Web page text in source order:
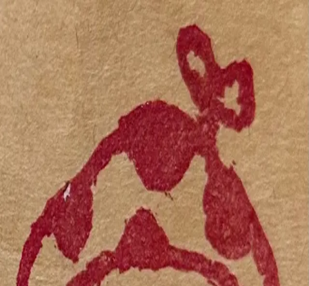
すたじおごろん二子玉川
概要
ショップ
イベント